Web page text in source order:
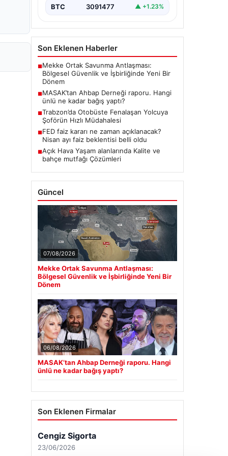
BTC 3091477 ▲ +1.23%
Son Eklenen Haberler
■Mekke Ortak Savunma Antlaşması:
Bölgesel Güvenlik ve İşbirliğinde Yeni Bir
Dönem
■MASAK’tan Ahbap Derneği raporu. Hangi
ünlü ne kadar bağış yaptı?
■Trabzon’da Otobüste Fenalaşan Yolcuya
Şoförün Hızlı Müdahalesi
■FED faiz kararı ne zaman açıklanacak?
Nisan ayı faiz beklentisi belli oldu
■Açık Hava Yaşam alanlarında Kalite ve
bahçe mutfağı Çözümleri
Güncel
07/08/2026
Mekke Ortak Savunma Antlaşması:
Bölgesel Güvenlik ve İşbirliğinde Yeni Bir
Dönem
06/08/2026
MASAK’tan Ahbap Derneği raporu. Hangi
ünlü ne kadar bağış yaptı?
Son Eklenen Firmalar
Cengiz Sigorta
23/06/2026